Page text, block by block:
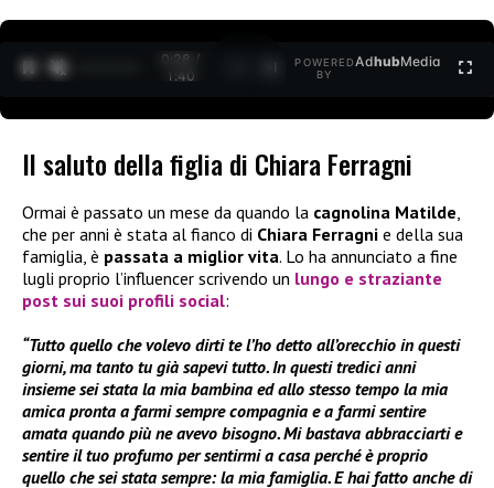
0:29 /
1:40
POWERED
BY
AdhubMedia
Il saluto della figlia di Chiara Ferragni
Ormai è passato un mese da quando la cagnolina Matilde,
che per anni è stata al fianco di Chiara Ferragni e della sua
famiglia, è passata a miglior vita. Lo ha annunciato a fine
lugli proprio l’influencer scrivendo un lungo e straziante
post sui suoi profili social:
“Tutto quello che volevo dirti te l’ho detto all’orecchio in questi
giorni, ma tanto tu già sapevi tutto. In questi tredici anni
insieme sei stata la mia bambina ed allo stesso tempo la mia
amica pronta a farmi sempre compagnia e a farmi sentire
amata quando più ne avevo bisogno. Mi bastava abbracciarti e
sentire il tuo profumo per sentirmi a casa perché è proprio
quello che sei stata sempre: la mia famiglia. E hai fatto anche di